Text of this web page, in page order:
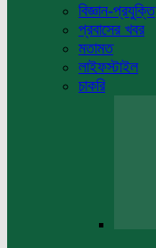
বিজ্ঞান-প্রযুক্তি
প্রবাসের খবর
মতামত
লাইফস্টাইল
চাকরি